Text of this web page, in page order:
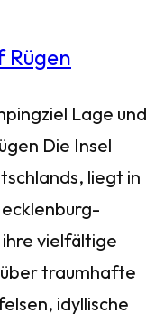
Lage und
Die Insel
liegt in
vielfältige
traumhafte
idyllische